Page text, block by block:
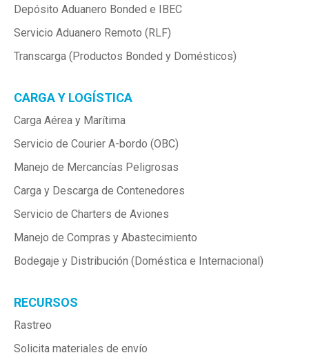
Depósito Aduanero Bonded e IBEC
Servicio Aduanero Remoto (RLF)
Transcarga (Productos Bonded y Domésticos)
CARGA Y LOGÍSTICA
Carga Aérea y Marítima
Servicio de Courier A-bordo (OBC)
Manejo de Mercancías Peligrosas
Carga y Descarga de Contenedores
Servicio de Charters de Aviones
Manejo de Compras y Abastecimiento
Bodegaje y Distribución (Doméstica e Internacional)
RECURSOS
Rastreo
Solicita materiales de envío